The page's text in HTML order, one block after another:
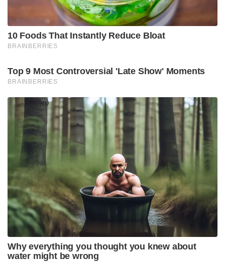
10 Foods That Instantly Reduce Bloat
BRAINBERRIES
Top 9 Most Controversial 'Late Show' Moments
BRAINBERRIES
Why everything you thought you knew about
water might be wrong